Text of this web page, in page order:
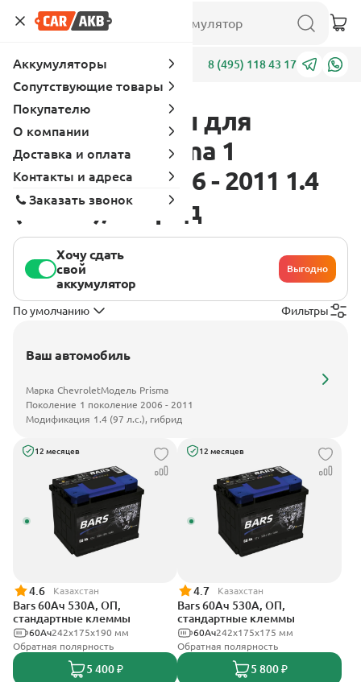
Адреса 8 (495) 118 43 17
Аккумуляторы для
Chevrolet Prisma 1
поколение 2006 - 2011 1.4
(97 л.с.), гибрид
Хочу сдать
свой
аккумулятор
Выгодно
По умолчанию Фильтры
Ваш автомобиль
Марка ChevroletМодель Prisma
Поколение 1 поколение 2006 - 2011
Модификация 1.4 (97 л.с.), гибрид
12 месяцев
4.6 Казахстан
Bars 60Ач 530А, ОП,
стандартные клеммы
242х175х190 мм
60Ач
Обратная полярность
5 400 ₽
12 месяцев
4.7 Казахстан
Bars 60Ач 530А, ОП,
стандартные клеммы
242х175х175 мм
60Ач
Обратная полярность
5 800 ₽
Аккумуляторы
Сопутствующие товары
Покупателю
О компании
Доставка и оплата
Контакты и адреса
Заказать звонок